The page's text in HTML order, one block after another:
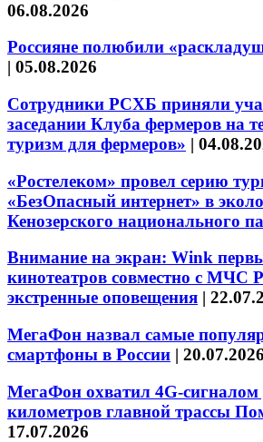
06.08.2026
Россияне полюбили
| 05.08.2026
Сотрудники РСХБ приняли
заседании Клуба фермеров на
туризм для фермеров» |
«Ростелеком» провел серию
«БезОпасный интернет» в
Кенозерского национального
Внимание на экран: Wink
кинотеатров совместно с МЧС
экстренные оповещения |
МегаФон назвал самые
смартфоны в России | 20.07.2026
МегаФон охватил 4G-сигналом
километров главной трассы
17.07.2026